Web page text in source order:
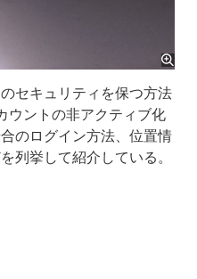
セキュリティを保つ方法
ウントの非アクティブ化
のログイン方法、位置情
列挙して紹介している。